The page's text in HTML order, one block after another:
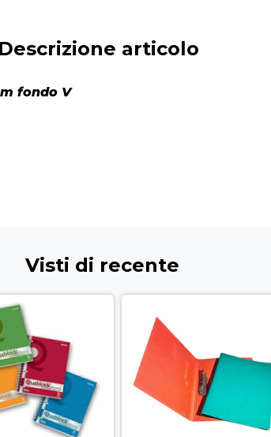
Descrizione articolo
fondo V
Visti di recente